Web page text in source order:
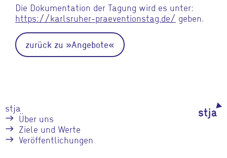
Die Dokumentation der Tagung wird es unter:
https://karlsruher-praeventionstag.de/ geben.
zurück zu »Angebote«
stja
Über uns
Ziele und Werte
Veröffentlichungen